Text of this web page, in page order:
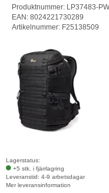
Produktnummer: LP37483-
EAN: 8024221730289
Artikelnummer: F25138509
Lagerstatus:
+5 stk. i fjärrlagring
Leveranstid: 4-9 arbetsdagar
Mer leveransinformation